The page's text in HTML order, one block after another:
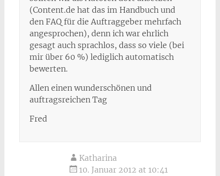
(Content.de hat das im Handbuch und
den FAQ für die Auftraggeber mehrfach
angesprochen), denn ich war ehrlich
gesagt auch sprachlos, dass so viele (bei
mir über 60 %) lediglich automatisch
bewerten.
Allen einen wunderschönen und
auftragsreichen Tag
Fred
Katharina
10. Januar 2012 at 10:41